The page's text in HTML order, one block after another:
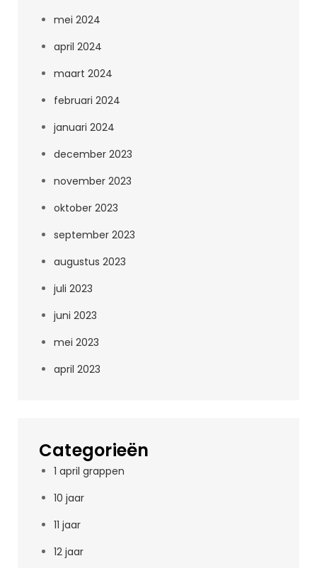
mei 2024
april 2024
maart 2024
februari 2024
januari 2024
december 2023
november 2023
oktober 2023
september 2023
augustus 2023
juli 2023
juni 2023
mei 2023
april 2023
Categorieën
1 april grappen
10 jaar
11 jaar
12 jaar